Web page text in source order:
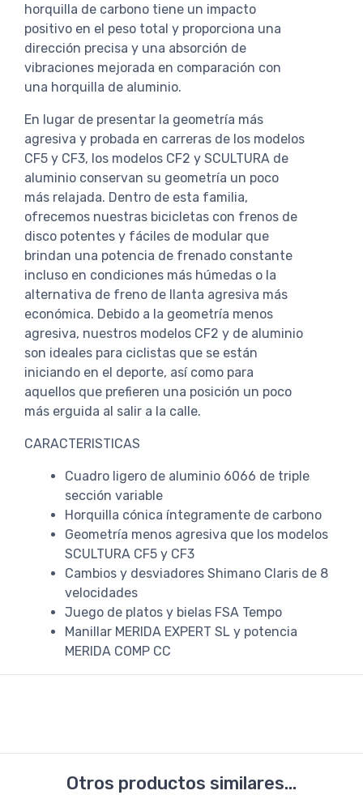
horquilla de carbono tiene un impacto
positivo en el peso total y proporciona una
dirección precisa y una absorción de
vibraciones mejorada en comparación con
una horquilla de aluminio.
En lugar de presentar la geometría más
agresiva y probada en carreras de los modelos
CF5 y CF3, los modelos CF2 y SCULTURA de
aluminio conservan su geometría un poco
más relajada. Dentro de esta familia,
ofrecemos nuestras bicicletas con frenos de
disco potentes y fáciles de modular que
brindan una potencia de frenado constante
incluso en condiciones más húmedas o la
alternativa de freno de llanta agresiva más
económica. Debido a la geometría menos
agresiva, nuestros modelos CF2 y de aluminio
son ideales para ciclistas que se están
iniciando en el deporte, así como para
aquellos que prefieren una posición un poco
más erguida al salir a la calle.
CARACTERISTICAS
Cuadro ligero de aluminio 6066 de triple
sección variable
Horquilla cónica íntegramente de carbono
Geometría menos agresiva que los modelos
SCULTURA CF5 y CF3
Cambios y desviadores Shimano Claris de 8
velocidades
Juego de platos y bielas FSA Tempo
Manillar MERIDA EXPERT SL y potencia
MERIDA COMP CC
Otros productos similares...